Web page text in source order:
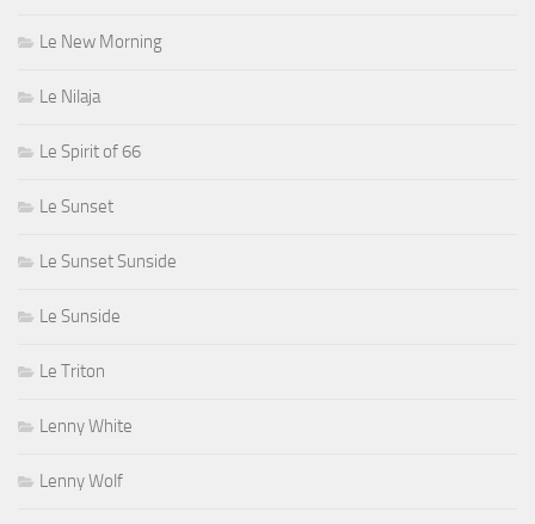
Le New Morning
Le Nilaja
Le Spirit of 66
Le Sunset
Le Sunset Sunside
Le Sunside
Le Triton
Lenny White
Lenny Wolf